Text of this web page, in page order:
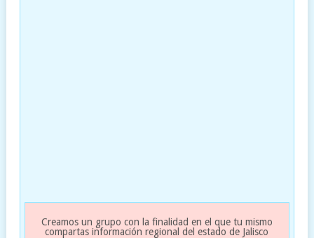
Creamos un grupo con la finalidad en el que tu mismo
compartas información regional del estado de Jalisco